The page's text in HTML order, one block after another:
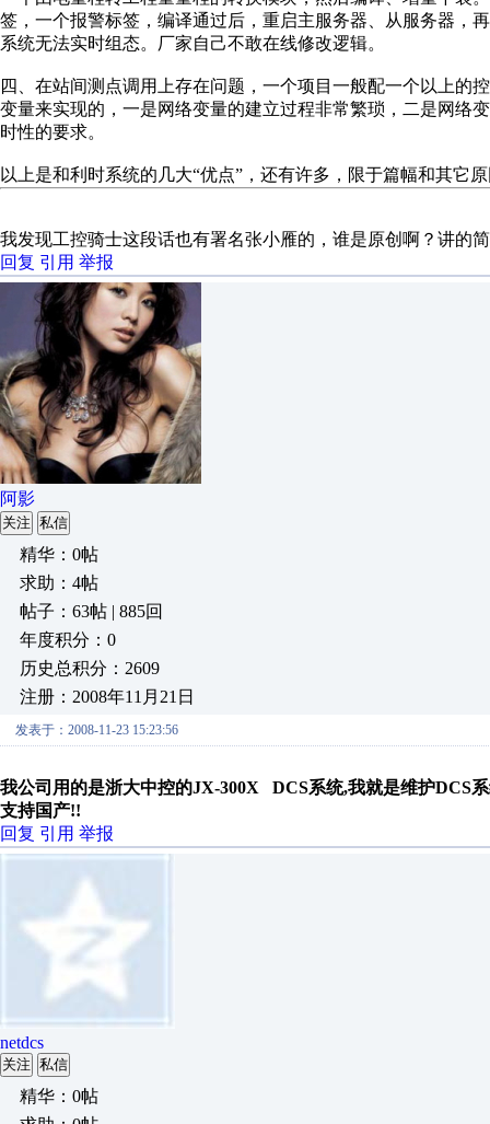
签，一个报警标签，编译通过后，重启主服务器、从服务器，
系统无法实时组态。厂家自己不敢在线修改逻辑。
四、在站间测点调用上存在问题，一个项目一般配一个以上的
变量来实现的，一是网络变量的建立过程非常繁琐，二是网络
时性的要求。
以上是和利时系统的几大“优点”，还有许多，限于篇幅和其它
我发现工控骑士这段话也有署名张小雁的，谁是原创啊？讲的
回复 引用 举报
阿影
关注 私信
精华：0帖
求助：4帖
帖子：63帖 | 885回
年度积分：0
历史总积分：2609
注册：2008年11月21日
发表于：2008-11-23 15:23:56
我公司用的是浙大中控的JX-300X DCS系统,我就是维护DCS
支持国产!!
回复 引用 举报
netdcs
关注 私信
精华：0帖